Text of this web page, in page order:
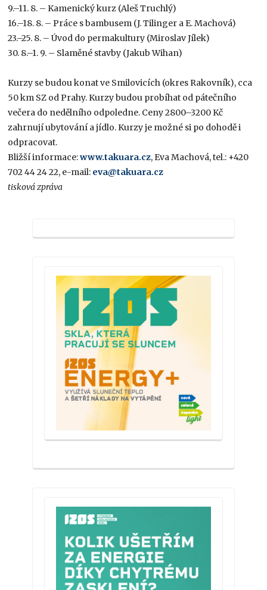
9.–11. 8. – Kamenický kurz (Aleš Truchlý)
16.–18. 8. – Práce s bambusem (J. Tilinger a E. Machová)
23.–25. 8. – Úvod do permakultury (Miroslav Jílek)
30. 8.–1. 9. – Slaměné stavby (Jakub Wihan)
Kurzy se budou konat ve Smilovicích (okres Rakovník), cca
50 km SZ od Prahy. Kurzy budou probíhat od pátečního
večera do nedělního odpoledne. Ceny 2800–3200 Kč
zahrnují ubytování a jídlo. Kurzy je možné si po dohodě i
odpracovat.
Bližší informace:www.takuara.cz, Eva Machová, tel.: +420
702 44 24 22, e-mail: eva@takuara.cz
tisková zpráva